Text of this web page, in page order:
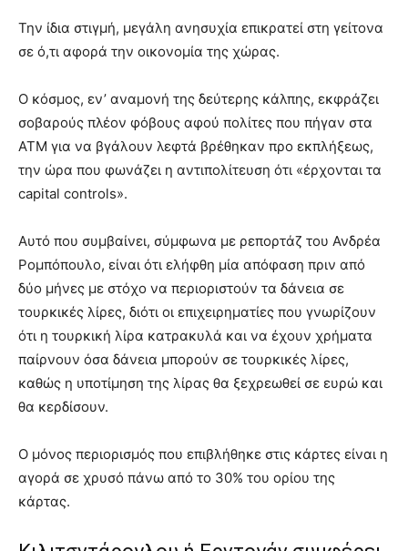
Την ίδια στιγμή, μεγάλη ανησυχία επικρατεί στη γείτονα
σε ό,τι αφορά την οικονομία της χώρας.
Ο κόσμος, εν’ αναμονή της δεύτερης κάλπης, εκφράζει
σοβαρούς πλέον φόβους αφού πολίτες που πήγαν στα
ATM για να βγάλουν λεφτά βρέθηκαν προ εκπλήξεως,
την ώρα που φωνάζει η αντιπολίτευση ότι «έρχονται τα
capital controls».
Αυτό που συμβαίνει, σύμφωνα με ρεπορτάζ του Ανδρέα
Ρομπόπουλο, είναι ότι ελήφθη μία απόφαση πριν από
δύο μήνες με στόχο να περιοριστούν τα δάνεια σε
τουρκικές λίρες, διότι οι επιχειρηματίες που γνωρίζουν
ότι η τουρκική λίρα κατρακυλά και να έχουν χρήματα
παίρνουν όσα δάνεια μπορούν σε τουρκικές λίρες,
καθώς η υποτίμηση της λίρας θα ξεχρεωθεί σε ευρώ και
θα κερδίσουν.
Ο μόνος περιορισμός που επιβλήθηκε στις κάρτες είναι η
αγορά σε χρυσό πάνω από το 30% του ορίου της
κάρτας.